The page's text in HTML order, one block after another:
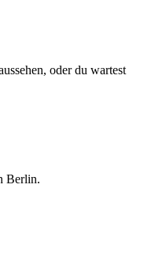
oder du wartest
Berlin.